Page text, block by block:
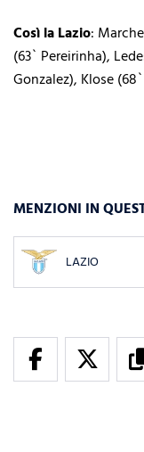
Così la Lazio:
(63` Pereirinha),
Gonzalez), Klose
MENZIONI IN
LAZIO